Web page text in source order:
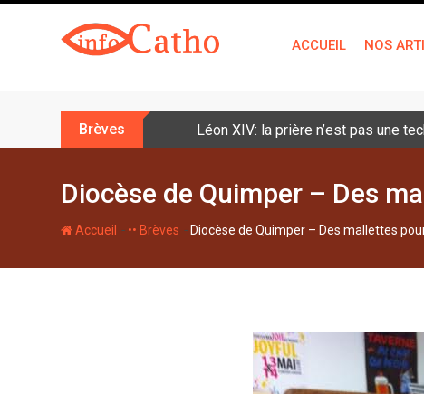
t
ACCUEIL NOS
Brèves Léon XIV: la prière n’est pas une
Diocèse de Quimper – Des
Accueil - •• Brèves - Diocèse de Quimper – Des mallettes